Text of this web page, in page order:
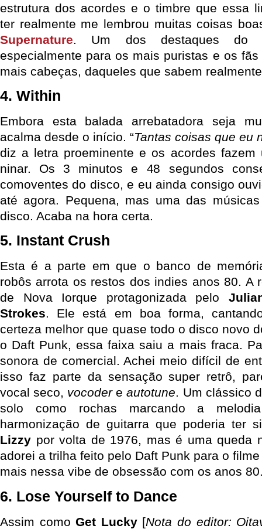
estrutura dos acordes e o timbre que essa
ter realmente me lembrou muitas coisas
Supernature . Um dos destaques do
especialmente para os mais puristas e os
mais cabeças, daqueles que sabem
4. Within
Embora esta balada arrebatadora seja
acalma desde o início. “Tantas coisas que eu
diz a letra proeminente e os acordes fazem
ninar. Os 3 minutos e 48 segundos
comoventes do disco, e eu ainda consigo
até agora. Pequena, mas uma das
disco. Acaba na hora certa.
5. Instant Crush
Esta é a parte em que o banco de
robôs arrota os restos dos indies anos 80. A
de Nova Iorque protagonizada pelo
Strokes. Ele está em boa forma,
certeza melhor que quase todo o disco novo
o Daft Punk, essa faixa saiu a mais fraca.
sonora de comercial. Achei meio difícil de
isso faz parte da sensação super retrô,
vocal seco, vocodereautotune. Um clássico
solo como rochas marcando a
harmonização de guitarra que poderia ter
Lizzy por volta de 1976, mas é uma queda
adorei a trilha feito pelo Daft Punk para o
mais nessa vibe de obsessão com os anos
6. Lose Yourself to Dance
Assim comoGet Lucky[Nota do editor: